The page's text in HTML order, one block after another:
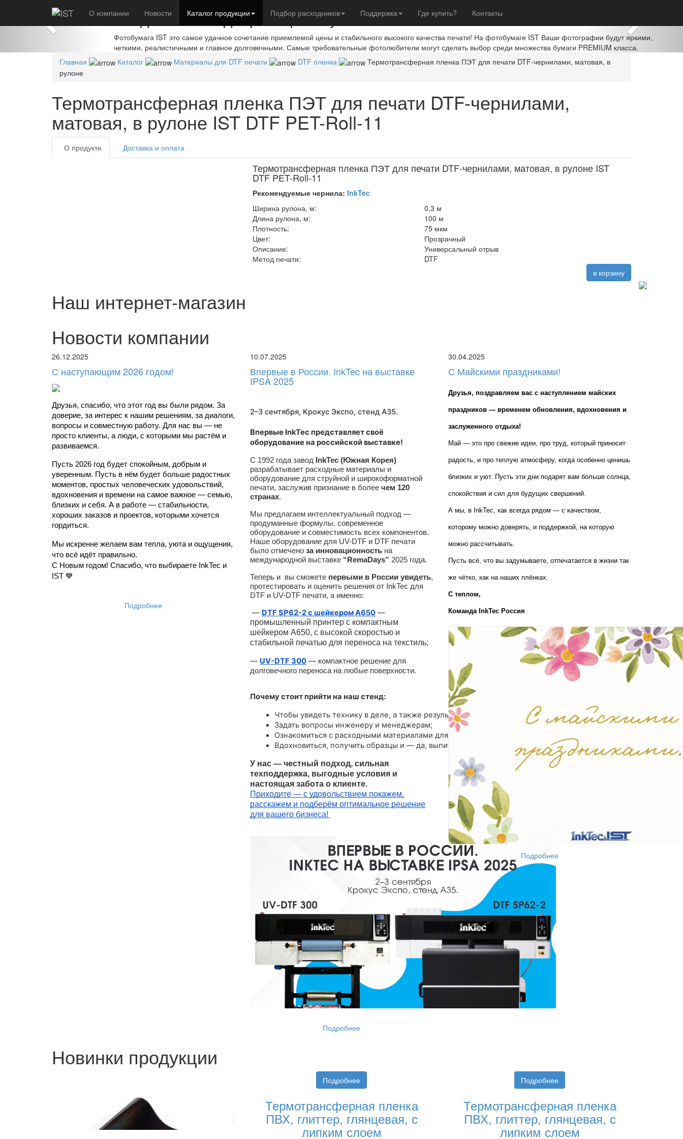
О компании Новости Каталог продукции Подбор расходников Поддержка Где купить? Контакты
Создавайте шедевры с фотобумагой IST
Фотобумага IST это самое удачное сочетание приемлемой цены и стабильного высокого качества печати! На фотобумаге IST Ваши фотографии будут яркими,
четкими, реалистичными и главное долговечными. Самые требовательные фотолюбители могут сделать выбор среди множества бумаги PREMIUM класса.
Previous
Главная Каталог Материалы для DTF печати DTF пленка
Термотрансферная пленка ПЭТ для печати DTF-чернилами, матовая, в
рулоне
Термотрансферная пленка ПЭТ для печати DTF-чернилами,
матовая, в рулоне IST DTF PET-Roll-11
О продукте Доставка и оплата
Термотрансферная пленка ПЭТ для печати DTF-чернилами, матовая, в рулоне IST
DTF PET-Roll-11
Рекомендуемые чернила: InkTec
Ширина рулона, м:
0,3 м
Длина рулона, м:
100 м
Плотность:
75 мкм
Цвет:
Прозрачный
Описание:
Универсальный отрыв
Метод печати:
DTF
в корзину
Наш интернет-магазин
Новости компании
26.12.2025
С наступающим 2026 годом!
Друзья, спасибо, что этот год вы были рядом. За
доверие, за интерес к нашим решениям, за диалоги,
вопросы и совместную работу. Для нас вы — не
просто клиенты, а люди, с которыми мы растём и
развиваемся.
Пусть 2026 год будет спокойным, добрым и
уверенным. Пусть в нём будет больше радостных
моментов, простых человеческих удовольствий,
вдохновения и времени на самое важное — семью,
близких и себя. А в работе — стабильности,
хороших заказов и проектов, которыми хочется
гордиться.
Мы искренне желаем вам тепла, уюта и ощущения,
что всё идёт правильно.
С Новым годом! Спасибо, что выбираете InkTec и
IST 💙
Подробнее
10.07.2025
Впервые в России. InkTec на выставке
IPSA 2025
2–3 сентября, Крокус Экспо, стенд A35.
Впервые InkTec представляет своё
оборудование на российской выставке!
С 1992 года завод InkTec (Южная Корея)
разрабатывает расходные материалы и
оборудование для струйной и широкоформатной
печати, заслужив признание в более чем 120
странах.
Мы предлагаем интеллектуальный подход —
продуманные формулы, современное
оборудование и совместимость всех компонентов.
Наше оборудование для UV-DTF и DTF печати
было отмечено за инновационность на
международной выставке “RemaDays” 2025 года.
Теперь и вы сможете первыми в России увидеть,
протестировать и оценить решения от InkTec для
DTF и UV-DTF печати, а именно:
— DTF SP62-2 с шейкером A650 —
промышленный принтер с компактным
шейкером А650, с высокой скоростью и
стабильной печатью для переноса на текстиль;
— UV-DTF 300 — компактное решение для
долговечного переноса на любые поверхности.
Почему стоит прийти на наш стенд:
Чтобы увидеть технику в деле, а также результат печати;
Задать вопросы инженеру и менеджерам;
Ознакомиться с расходными материалами для UV-DTF, DTF и широкоформатной печати;
Вдохновиться, получить образцы и — да, выпить хорошего кофе:)
У нас — честный подход, сильная
техподдержка, выгодные условия и
настоящая забота о клиенте.
Приходите — с удовольствием покажем,
расскажем и подберём оптимальное решение
для вашего бизнеса!
Подробнее
30.04.2025
С Майскими праздниками!
Друзья, поздравляем вас с наступлением майских
праздников — временем обновления, вдохновения и
заслуженного отдыха!
Май — это про свежие идеи, про труд, который приносит
радость, и про теплую атмосферу, когда особенно ценишь
близких и уют. Пусть эти дни подарят вам больше солнца,
спокойствия и сил для будущих свершений.
А мы, в InkTec, как всегда рядом — с качеством,
которому можно доверять, и поддержкой, на которую
можно рассчитывать.
Пусть всё, что вы задумываете, отпечатается в жизни так
же чётко, как на наших плёнках.
С теплом,
Команда InkTec Россия
Подробнее
Новинки продукции
Подробнее
Термотрансферная пленка
ПВХ, глиттер, глянцевая, с
липким слоем
Подробнее
Термотрансферная пленка
ПВХ, глиттер, глянцевая, с
липким слоем